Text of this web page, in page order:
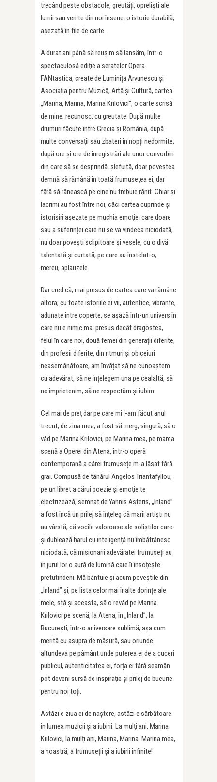
trecând peste obstacole, greutăți, opreliști ale
lumii sau venite din noi însene, o istorie durabilă,
așezată în file de carte.
A durat ani până să reușim să lansăm, într-o
spectaculosă ediție a seratelor Opera
FANtastica, create de Luminița Arvunescu și
Asociația pentru Muzică, Artă și Cultură, cartea
„Marina, Marina, Marina Krilovici”, o carte scrisă
de mine, recunosc, cu greutate. După multe
drumuri făcute între Grecia și România, după
multe conversații sau zbateri în nopți nedormite,
după ore și ore de înregistrări ale unor convorbiri
din care să se desprindă, șlefuită, doar povestea
demnă să rămână în toată frumusețea ei, dar
fără să rănească pe cine nu trebuie rănit. Chiar și
lacrimi au fost între noi, căci cartea cuprinde și
istorisiri așezate pe muchia emoției care doare
sau a suferinței care nu se va vindeca niciodată,
nu doar povești sclipitoare și vesele, cu o divă
talentată și curtată, pe care au înstelat-o,
mereu, aplauzele.
Dar cred că, mai presus de cartea care va rămâne
altora, cu toate istoriile ei vii, autentice, vibrante,
adunate între coperte, se așază într-un univers în
care nu e nimic mai presus decât dragostea,
felul în care noi, două femei din generații diferite,
din profesii diferite, din ritmuri și obiceiuri
neasemănătoare, am învățat să ne cunoaștem
cu adevărat, să ne înțelegem una pe cealaltă, să
ne împrietenim, să ne respectăm și iubim.
Cel mai de preț dar pe care mi l-am făcut anul
trecut, de ziua mea, a fost să merg, singură, să o
văd pe Marina Krilovici, pe Marina mea, pe marea
scenă a Operei din Atena, într-o operă
contemporană a cărei frumusețe m-a lăsat fără
grai. Compusă de tânărul Angelos Triantafyllou,
pe un libret a cărui poezie și emoție te
electrizează, semnat de Yannis Asteris, „Inland”
a fost încă un prilej să înțeleg că marii artiști nu
au vârstă, că vocile valoroase ale soliștilor care-
și dublează harul cu inteligență nu îmbătrânesc
niciodată, că misionarii adevăratei frumuseți au
în jurul lor o aură de lumină care îi însoțește
pretutindeni. Mă bântuie și acum poveștile din
„Inland” și, pe lista celor mai înalte dorințe ale
mele, stă și aceasta, să o revăd pe Marina
Krilovici pe scenă, la Atena, în „Inland”, la
București, într-o aniversare sublimă, așa cum
merită cu asupra de măsură, sau oriunde
altundeva pe pâmânt unde puterea ei de a cuceri
publicul, autenticitatea ei, forța ei fără seamăn
pot deveni sursă de inspirație și prilej de bucurie
pentru noi toți.
Astăzi e ziua ei de naștere, astăzi e sărbătoare
în lumea muzicii și a iubirii. La mulți ani, Marina
Krilovici, la mulți ani, Marina, Marina, Marina mea,
a noastră, a frumuseții și a iubirii infinite!